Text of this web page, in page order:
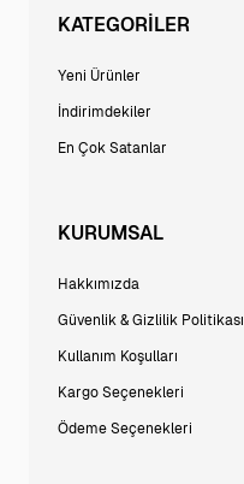
KATEGORİLER
Yeni Ürünler
İndirimdekiler
En Çok Satanlar
KURUMSAL
Hakkımızda
Güvenlik & Gizlilik Politikası
Kullanım Koşulları
Kargo Seçenekleri
Ödeme Seçenekleri